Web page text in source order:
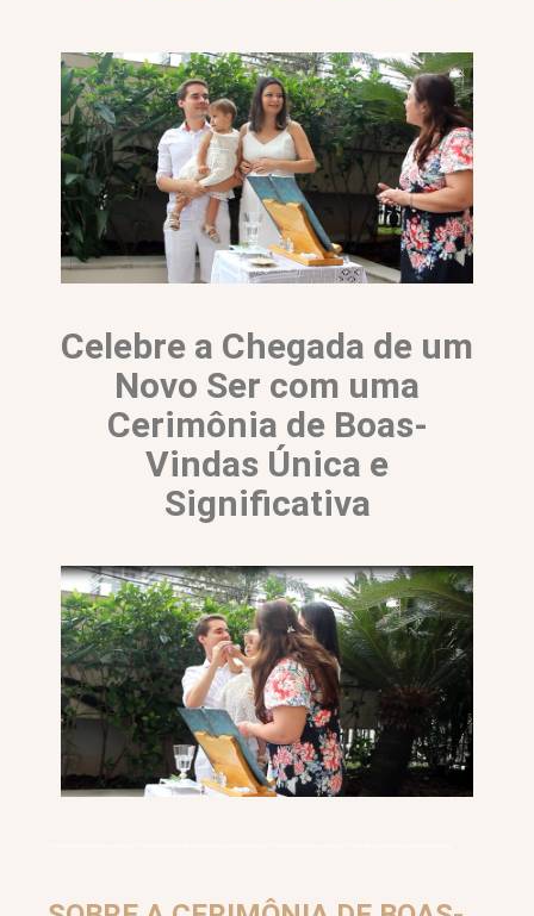
Celebre a Chegada de um
Novo Ser com uma
Cerimônia de Boas-
Vindas Única e
Significativa